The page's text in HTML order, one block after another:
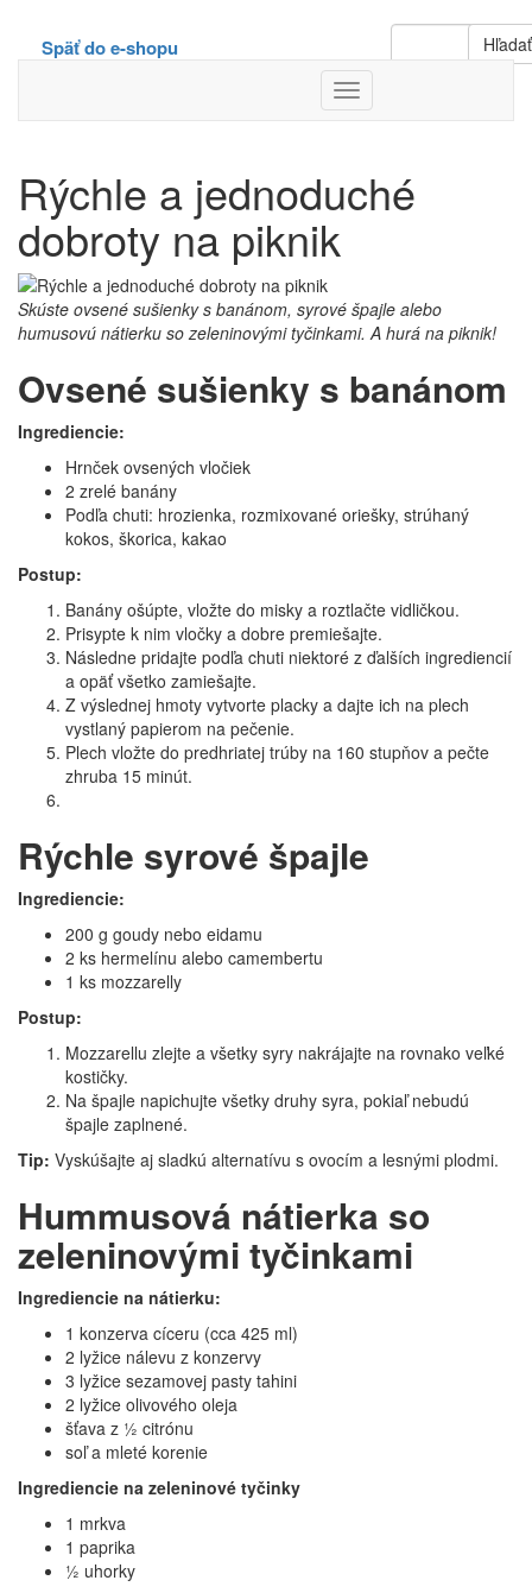
Hľadať
Späť do e-shopu
Toggle
Navigation
Rýchle a jednoduché
dobroty na piknik
Skúste ovsené sušienky s banánom, syrové špajle alebo
humusovú nátierku so zeleninovými tyčinkami. A hurá na piknik!
Ovsené sušienky s banánom
Ingrediencie:
Hrnček ovsených vločiek
2 zrelé banány
Podľa chuti: hrozienka, rozmixované oriešky, strúhaný
kokos, škorica, kakao
Postup:
Banány ošúpte, vložte do misky a roztlačte vidličkou.
Prisypte k nim vločky a dobre premiešajte.
Následne pridajte podľa chuti niektoré z ďalších ingrediencií
a opäť všetko zamiešajte.
Z výslednej hmoty vytvorte placky a dajte ich na plech
vystlaný papierom na pečenie.
Plech vložte do predhriatej trúby na 160 stupňov a pečte
zhruba 15 minút.
Rýchle syrové špajle
Ingrediencie:
200 g goudy nebo eidamu
2 ks hermelínu alebo camembertu
1 ks mozzarelly
Postup:
Mozzarellu zlejte a všetky syry nakrájajte na rovnako veľké
kostičky.
Na špajle napichujte všetky druhy syra, pokiaľ nebudú
špajle zaplnené.
Tip: Vyskúšajte aj sladkú alternatívu s ovocím a lesnými plodmi.
Hummusová nátierka so
zeleninovými tyčinkami
Ingrediencie na nátierku:
1 konzerva cíceru (cca 425 ml)
2 lyžice nálevu z konzervy
3 lyžice sezamovej pasty tahini
2 lyžice olivového oleja
šťava z ½ citrónu
soľ a mleté korenie
Ingrediencie na zeleninové tyčinky
1 mrkva
1 paprika
½ uhorky